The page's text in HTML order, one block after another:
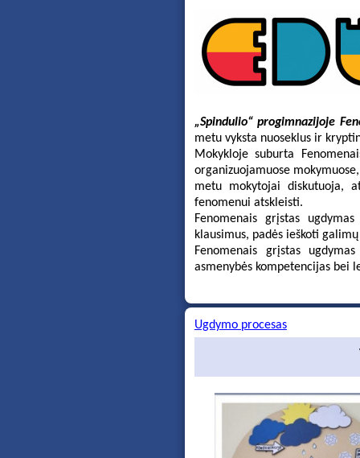
„Spindulio“ progimnazijoje
metu vyksta nuoseklus ir
Mokykloje suburta
organizuojamuose
metu mokytojai diskutuoja,
fenomenui atskleisti.
Fenomenais grįstas
klausimus, padės ieškoti
Fenomenais grįstas
asmenybės kompetencijas
Ugdymo procesas